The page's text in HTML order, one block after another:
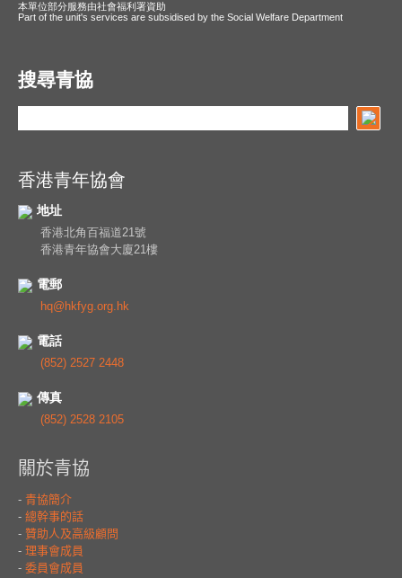
本單位部分服務由社會福利署資助
Part of the unit's services are subsidised by the Social Welfare Department
搜尋青協
香港青年協會
地址
香港北角百福道21號
香港青年協會大廈21樓
電郵
hq@hkfyg.org.hk
電話
(852) 2527 2448
傳真
(852) 2528 2105